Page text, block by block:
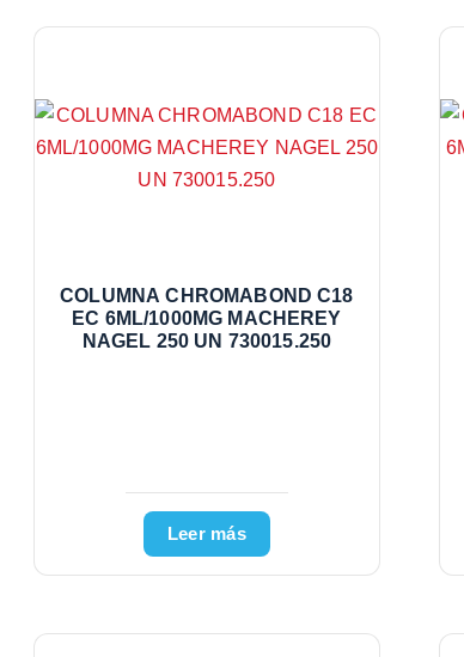
COLUMNA CHROMABOND C18
EC 6ML/1000MG MACHEREY
NAGEL 250 UN 730015.250
Leer más